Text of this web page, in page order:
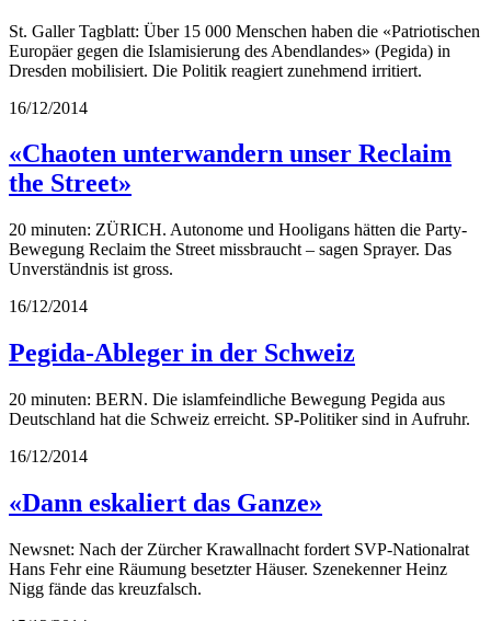
St. Galler Tagblatt: Über 15 000 Menschen haben die «Patriotischen
Europäer gegen die Islamisierung des Abendlandes» (Pegida) in
Dresden mobilisiert. Die Politik reagiert zunehmend irritiert.
16/12/2014
«Chaoten unterwandern unser Reclaim
the Street»
20 minuten: ZÜRICH. Autonome und Hooligans hätten die Party-
Bewegung Reclaim the Street missbraucht – sagen Sprayer. Das
Unverständnis ist gross.
16/12/2014
Pegida-Ableger in der Schweiz
20 minuten: BERN. Die islamfeindliche Bewegung Pegida aus
Deutschland hat die Schweiz erreicht. SP-Politiker sind in Aufruhr.
16/12/2014
«Dann eskaliert das Ganze»
Newsnet: Nach der Zürcher Krawallnacht fordert SVP-Nationalrat
Hans Fehr eine Räumung besetzter Häuser. Szenekenner Heinz
Nigg fände das kreuzfalsch.